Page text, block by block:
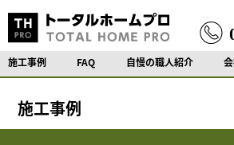
施工事例 FAQ 自慢の職人紹介
施工事例